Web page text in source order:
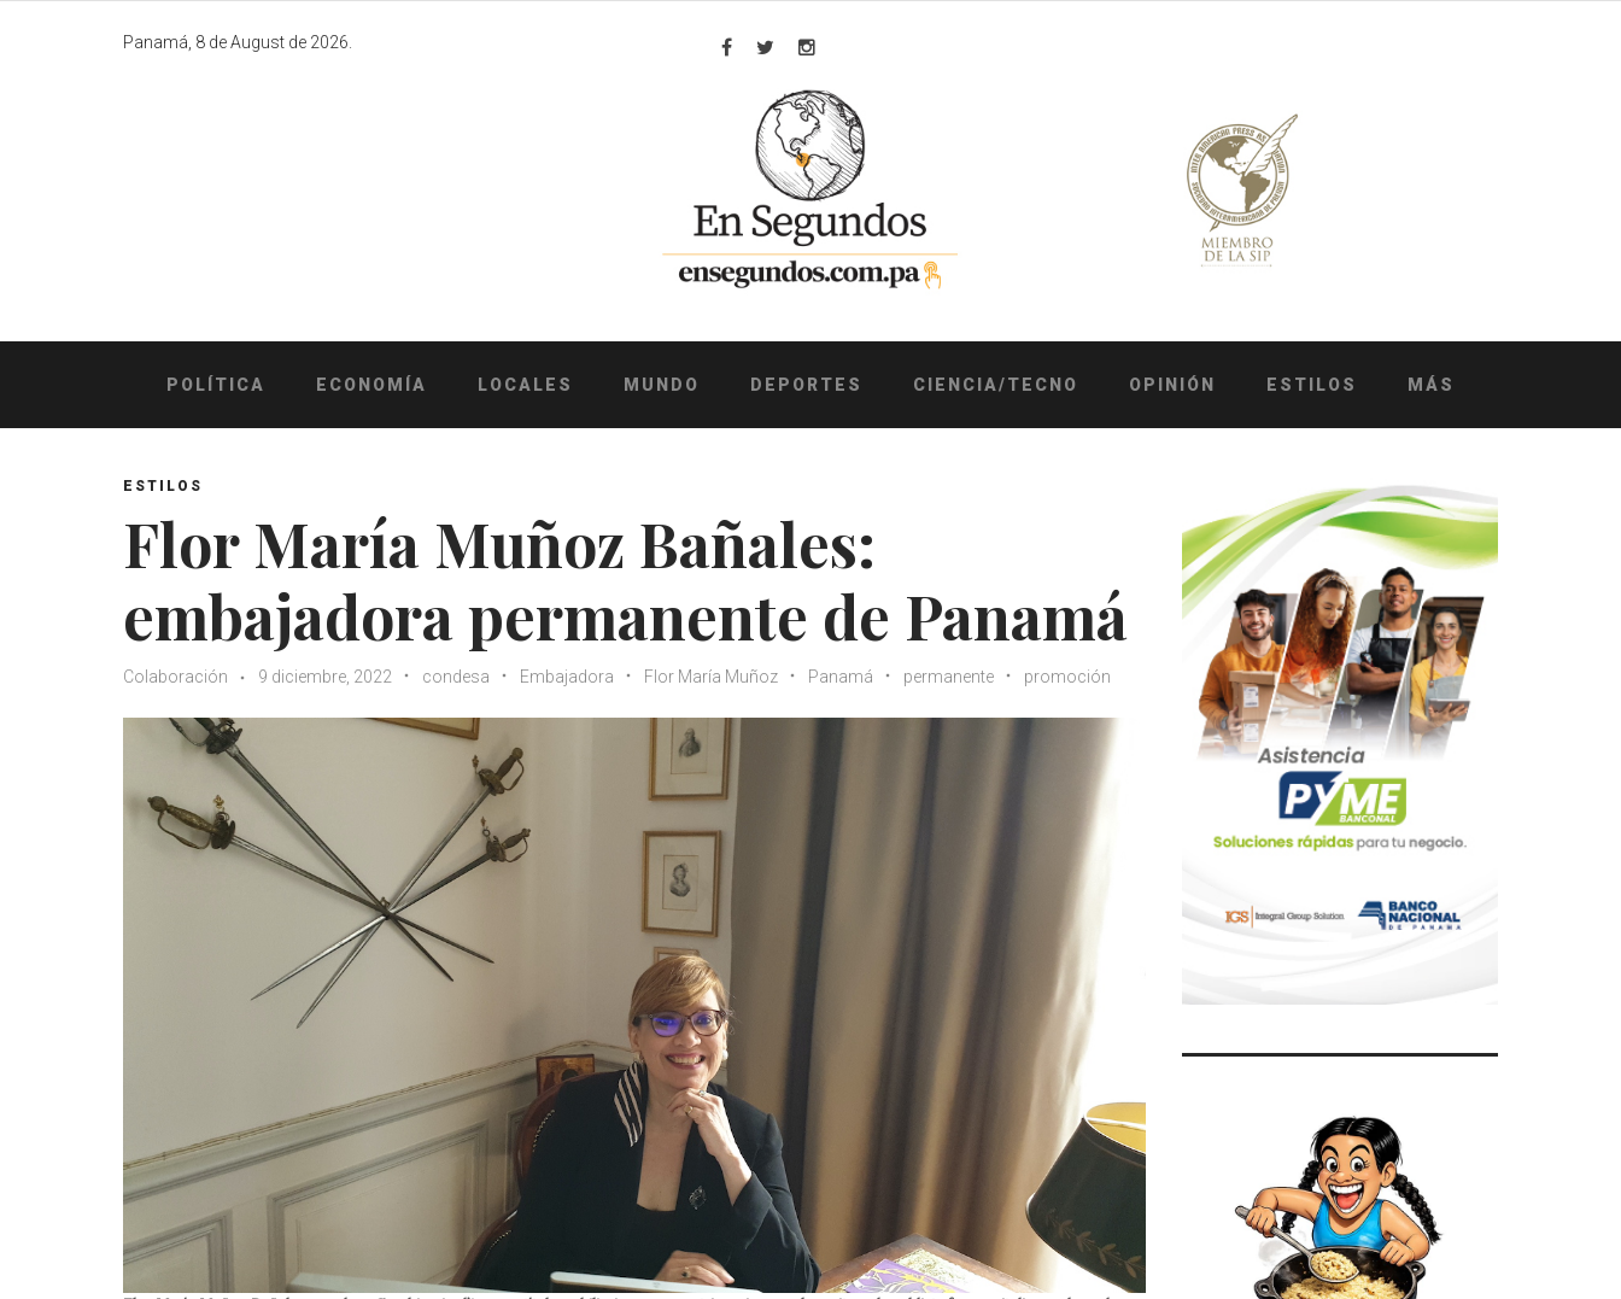
Panamá, 8 de August de 2026.
Facebook
TwitterInstagram
POLÍTICA ECONOMÍA LOCALES MUNDO DEPORTES CIENCIA/TECNO OPINIÓN ESTILOS MÁS
ESTILOS
Flor María Muñoz Bañales:
embajadora permanente de Panamá
Colaboración 9 diciembre, 2022 condesa Embajadora Flor María Muñoz Panamá permanente promoción